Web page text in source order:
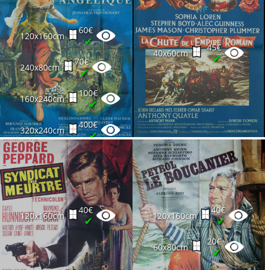
120x160cm
60€
✔
240x80cm
70€
✔
160x240cm
100€
✔
320x240cm
400€
✔
40x60cm
45€
✔
120x160cm
40€
✔ 120x160cm
40€
✔
60x80cm
20€
✔